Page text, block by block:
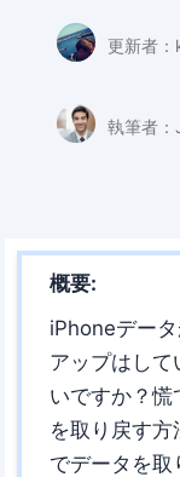
更新者：
執筆者：
概要:
iPhoneデー
アップはして
いですか？慌
を取り戻す
でデータを取